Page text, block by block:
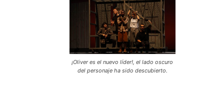
¡Oliver es el nuevo líder!, el lado oscuro
del personaje ha sido descubierto.